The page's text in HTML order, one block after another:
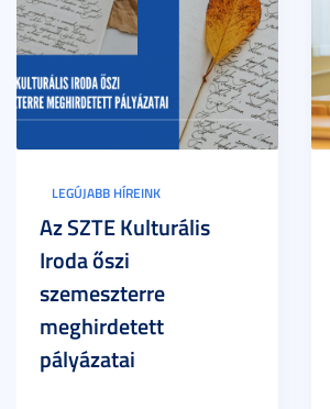
LEGÚJABB HÍREINK
Az SZTE Kulturális
Iroda őszi
szemeszterre
meghirdetett
pályázatai